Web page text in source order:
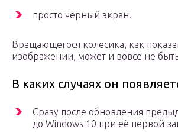
просто чёрный экран.
Вращающегося колесика, как
изображении, может и вовсе не
В каких случаях он
Сразу после обновления
до Windows 10 при её первой